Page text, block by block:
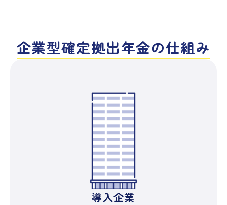
企業型確定拠出年金の仕組み
導入企業